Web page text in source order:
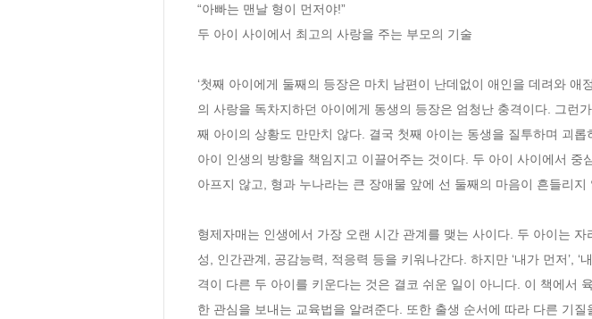
“아빠는 맨날 형이 먼저야!”
두 아이 사이에서 최고의 사랑을 주는 부모의 기술
‘첫째 아이에게 둘째의 등장은 마치 남편이 난데없이 애인을 데려와
의 사랑을 독차지하던 아이에게 동생의 등장은 엄청난 충격이다. 그런
째 아이의 상황도 만만치 않다. 결국 첫째 아이는 동생을 질투하며 괴
아이 인생의 방향을 책임지고 이끌어주는 것이다. 두 아이 사이에서
아프지 않고, 형과 누나라는 큰 장애물 앞에 선 둘째의 마음이 흔들리지
형제자매는 인생에서 가장 오랜 시간 관계를 맺는 사이다. 두 아이는
성, 인간관계, 공감능력, 적응력 등을 키워나간다. 하지만 ‘내가 먼저’,
격이 다른 두 아이를 키운다는 것은 결코 쉬운 일이 아니다. 이 책에서
한 관심을 보내는 교육법을 알려준다. 또한 출생 순서에 따라 다른 기